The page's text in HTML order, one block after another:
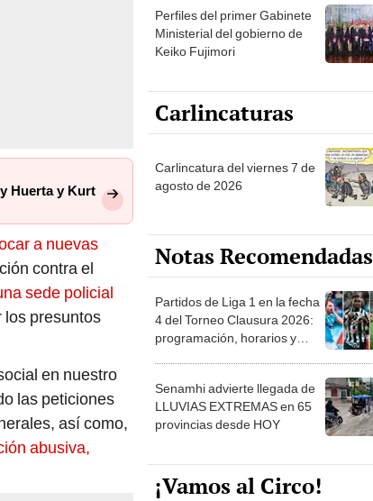
Huerta y Kurt
a nuevas
contra el
sede policial
los presuntos
en nuestro
las peticiones
así como,
abusiva,
Perfiles del primer Gabinete
Ministerial del gobierno de
Keiko Fujimori
Carlincaturas
Carlincatura del viernes 7 de
agosto de 2026
Notas Recomendadas
Partidos de Liga 1 en la fecha
4 del Torneo Clausura 2026:
programación, horarios y
Senamhi advierte llegada de
LLUVIAS EXTREMAS en 65
provincias desde HOY
¡Vamos al Circo!